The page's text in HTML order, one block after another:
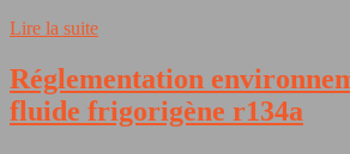
Lire la suite
Réglementation
fluide frigorigène r134a